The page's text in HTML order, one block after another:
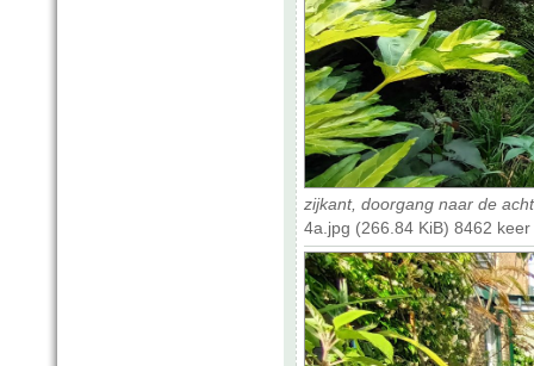
zijkant, doorgang naar de
4a.jpg (266.84 KiB) 8462